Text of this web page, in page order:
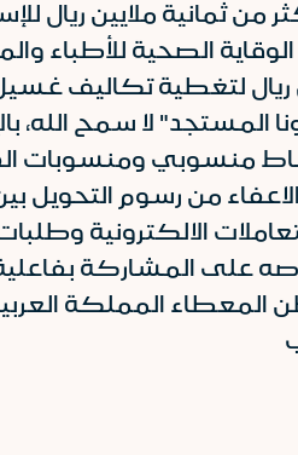
ثمانية ملايين ريال
أدوات الوقاية الصحية
لتغطية تكاليف
المستجد" لا سمح
منسوبي ومنسوبات
البيع بدون إدخال رقم سري إلى 300 ريال،
الالكترونية
على المشاركة
المعطاء المملكة